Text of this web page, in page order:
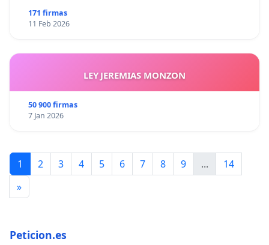
171 firmas
11 Feb 2026
LEY JEREMIAS MONZON
50 900 firmas
7 Jan 2026
1 2 3 4 5 6 7 8 9 ...
14
»
Peticion.es